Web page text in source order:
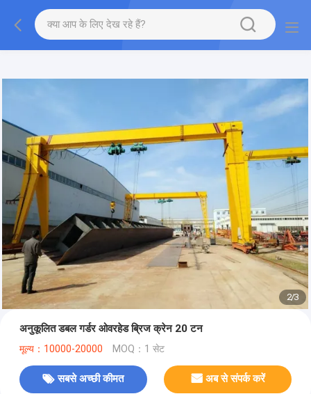
gtag('config', 'G-QWE9HWC3PF', {cookie_flags:
"SameSite=None;Secure"});
2/3
अनुकूलित डबल गर्डर ओवरहेड ब्रिज क्रेन 20 टन
मूल्य：10000-20000 MOQ：1 सेट
सबसे अच्छी कीमत अब से संपर्क करें